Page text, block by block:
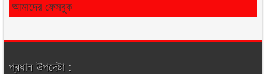
আমাদের ফেসবুক
প্রধান উপদেষ্টা :